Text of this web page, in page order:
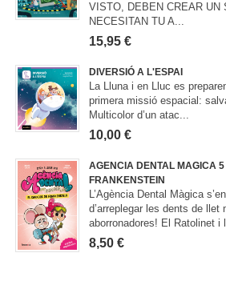
VISTO, DEBEN CREAR UN
NECESITAN TU A...
15,95 €
DIVERSIÓ A L'ESPAI
La Lluna i en Lluc es
primera missió espacial:
Multicolor d’un atac...
10,00 €
AGENCIA DENTAL MAGICA
FRANKENSTEIN
L’Agència Dental Màgica
d’arreplegar les dents de llet
aborronadores! El Ratolinet i
8,50 €